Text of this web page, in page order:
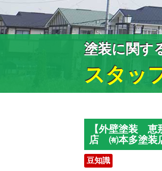
塗装に関す
スタッ
【外壁塗装 恵
店 ㈲本多塗装
豆知識